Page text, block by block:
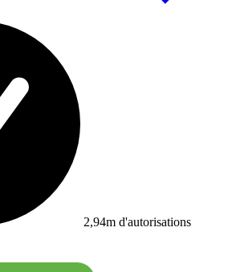
2,94m d'autorisations